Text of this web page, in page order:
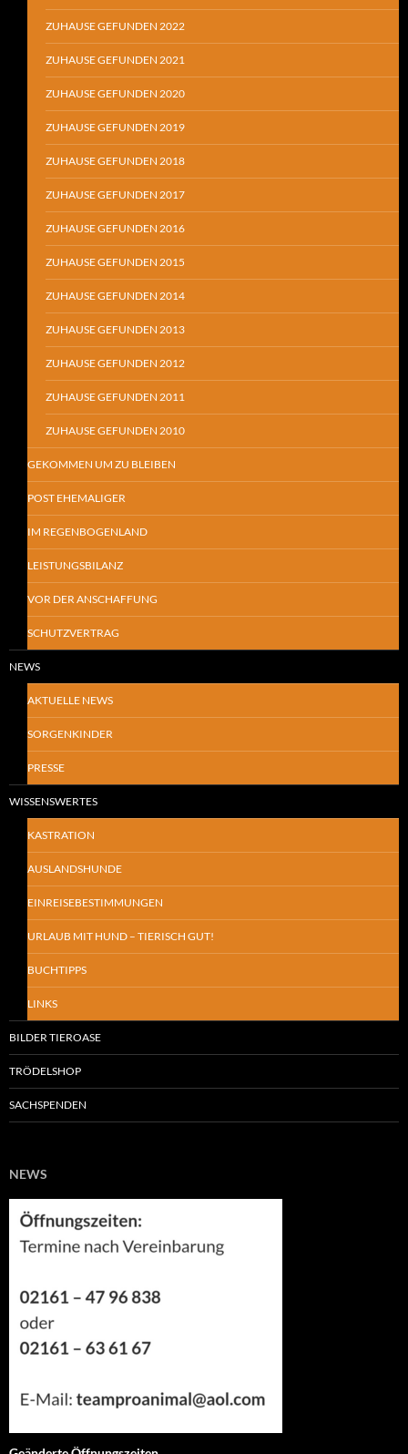
ZUHAUSE GEFUNDEN 2022
ZUHAUSE GEFUNDEN 2021
ZUHAUSE GEFUNDEN 2020
ZUHAUSE GEFUNDEN 2019
ZUHAUSE GEFUNDEN 2018
ZUHAUSE GEFUNDEN 2017
ZUHAUSE GEFUNDEN 2016
ZUHAUSE GEFUNDEN 2015
ZUHAUSE GEFUNDEN 2014
ZUHAUSE GEFUNDEN 2013
ZUHAUSE GEFUNDEN 2012
ZUHAUSE GEFUNDEN 2011
ZUHAUSE GEFUNDEN 2010
GEKOMMEN UM ZU BLEIBEN
POST EHEMALIGER
IM REGENBOGENLAND
LEISTUNGSBILANZ
VOR DER ANSCHAFFUNG
SCHUTZVERTRAG
NEWS
AKTUELLE NEWS
SORGENKINDER
PRESSE
WISSENSWERTES
KASTRATION
AUSLANDSHUNDE
EINREISEBESTIMMUNGEN
URLAUB MIT HUND – TIERISCH GUT!
BUCHTIPPS
LINKS
BILDER TIEROASE
TRÖDELSHOP
SACHSPENDEN
NEWS